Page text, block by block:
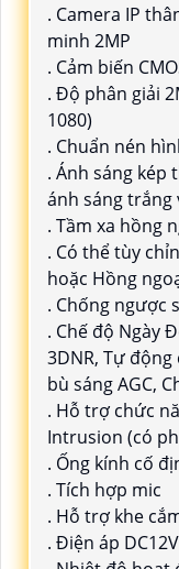
. Camera IP
minh 2MP
. Cảm biến
. Độ phân giải
1080)
. Chuẩn nén
. Ánh sáng kép
ánh sáng trắng
. Tầm xa hồng
. Có thể tùy
hoặc Hồng
. Chống ngược
. Chế độ Ngày
3DNR, Tự
bù sáng AGC,
. Hỗ trợ chức
Intrusion (có
. Ống kính cố
. Tích hợp mic
. Hỗ trợ khe
. Điện áp